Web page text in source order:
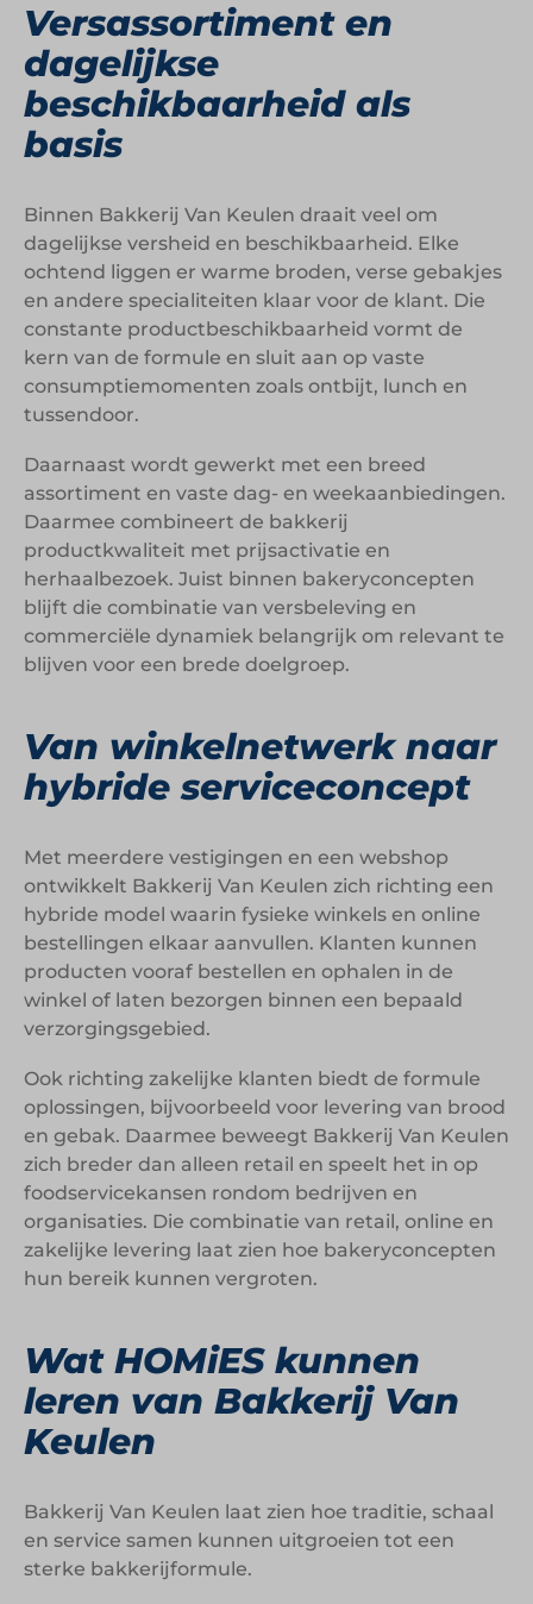
Versassortiment en
dagelijkse
beschikbaarheid als
basis
Binnen Bakkerij Van Keulen draait veel om
dagelijkse versheid en beschikbaarheid. Elke
ochtend liggen er warme broden, verse gebakjes
en andere specialiteiten klaar voor de klant. Die
constante productbeschikbaarheid vormt de
kern van de formule en sluit aan op vaste
consumptiemomenten zoals ontbijt, lunch en
tussendoor.
Daarnaast wordt gewerkt met een breed
assortiment en vaste dag- en weekaanbiedingen.
Daarmee combineert de bakkerij
productkwaliteit met prijsactivatie en
herhaalbezoek. Juist binnen bakeryconcepten
blijft die combinatie van versbeleving en
commerciële dynamiek belangrijk om relevant te
blijven voor een brede doelgroep.
Van winkelnetwerk naar
hybride serviceconcept
Met meerdere vestigingen en een webshop
ontwikkelt Bakkerij Van Keulen zich richting een
hybride model waarin fysieke winkels en online
bestellingen elkaar aanvullen. Klanten kunnen
producten vooraf bestellen en ophalen in de
winkel of laten bezorgen binnen een bepaald
verzorgingsgebied.
Ook richting zakelijke klanten biedt de formule
oplossingen, bijvoorbeeld voor levering van brood
en gebak. Daarmee beweegt Bakkerij Van Keulen
zich breder dan alleen retail en speelt het in op
foodservicekansen rondom bedrijven en
organisaties. Die combinatie van retail, online en
zakelijke levering laat zien hoe bakeryconcepten
hun bereik kunnen vergroten.
Wat HOMiES kunnen
leren van Bakkerij Van
Keulen
Bakkerij Van Keulen laat zien hoe traditie, schaal
en service samen kunnen uitgroeien tot een
sterke bakkerijformule.